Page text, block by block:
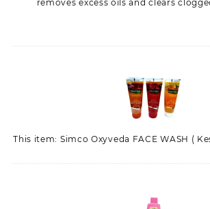
removes excess oils and clears
Oxyveda
FACE
WASH
Kesar
This item: Simco Oxyveda FACE WASH (
Hair